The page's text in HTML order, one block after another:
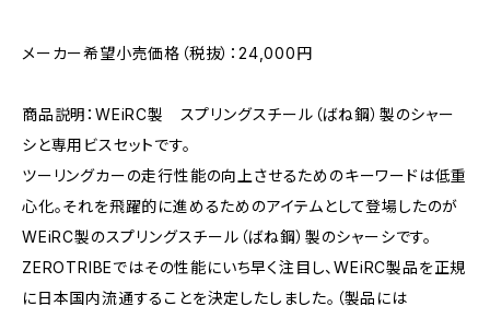
メーカー希望小売価格（税抜）：24,000円
商品説明：WEiRC製 スプリングスチール（ばね鋼）製のシャー
シと専用ビスセットです。
ツーリングカーの走行性能の向上させるためのキーワードは低重
心化。それを飛躍的に進めるためのアイテムとして登場したのが
WEiRC製のスプリングスチール（ばね鋼）製のシャーシです。
ZEROTRIBEではその性能にいち早く注目し、WEiRC製品を正規
に日本国内流通することを決定したしました。（製品には